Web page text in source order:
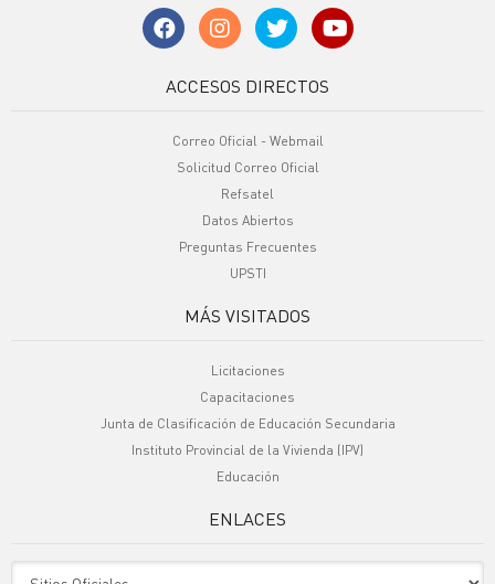
ACCESOS DIRECTOS
Correo Oficial - Webmail
Solicitud Correo Oficial
Refsatel
Datos Abiertos
Preguntas Frecuentes
UPSTI
MÁS VISITADOS
Licitaciones
Capacitaciones
Junta de Clasificación de Educación Secundaria
Instituto Provincial de la Vivienda (IPV)
Educación
ENLACES